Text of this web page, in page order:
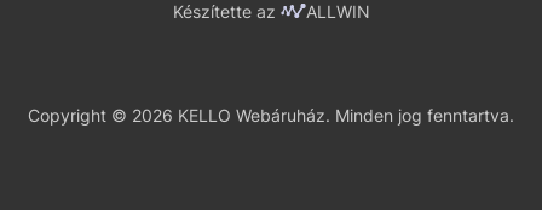
Készítette az ALLWIN
Copyright © 2026 KELLO Webáruház. Minden jog fenntartva.